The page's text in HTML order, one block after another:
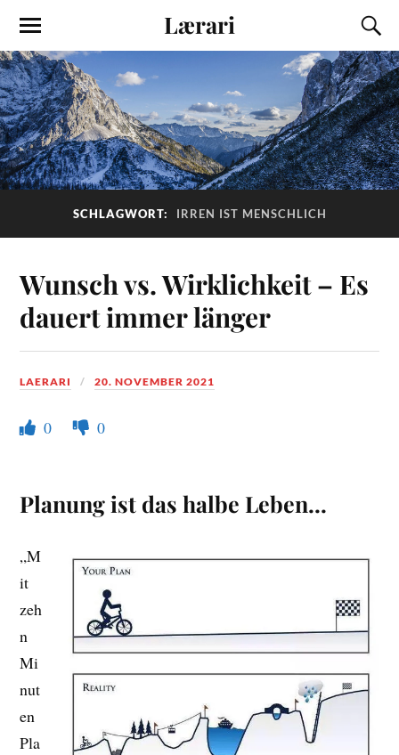
Lærari
SCHLAGWORT: IRREN IST MENSCHLICH
Wunsch vs. Wirklichkeit – Es
dauert immer länger
LAERARI 20. NOVEMBER 2021
0 0
Planung ist das halbe Leben…
„M
it
zeh
n
Mi
nut
en
Pla